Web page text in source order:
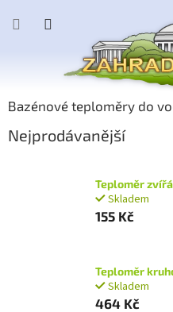
Bazénové teploměry do
Nejprodávanější
Teploměr
Skladem
155 Kč
Teploměr
Skladem
464 Kč